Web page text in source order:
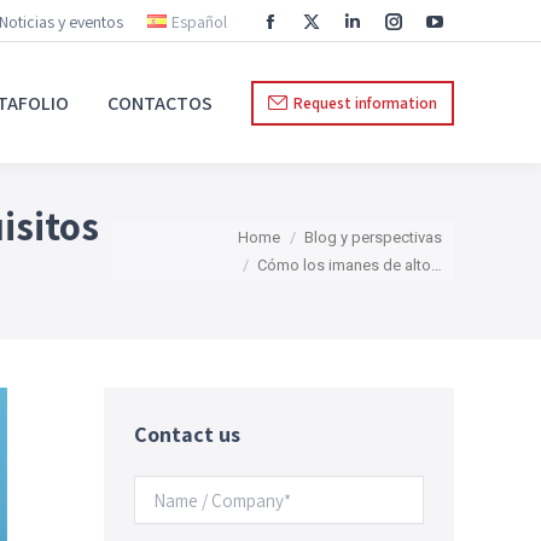
y eventos Español
Facebook
page
opens
window
X
page
opens
window
Linkedin
page
opens
window
Instagram
page
opens
window
YouTube
page
opens
window
CONTACTOS Request information
Home
Blog y perspectivas
Cómo los imanes de alto…
Contact us